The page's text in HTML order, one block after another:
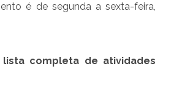
é de segunda a sexta-feira,
lista completa de atividades